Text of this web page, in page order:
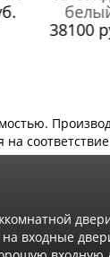
38100
входные